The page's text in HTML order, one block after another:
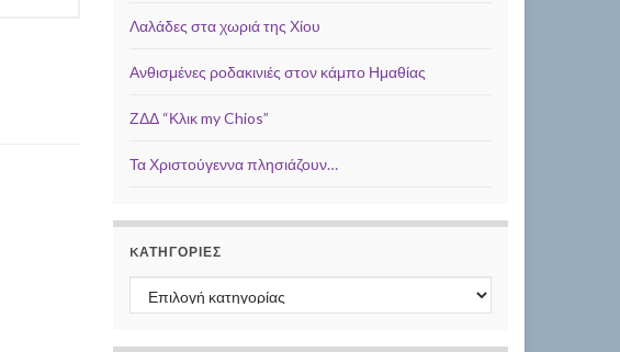
Λαλάδες στα χωριά της Χίου
Ανθισμένες ροδακινιές στον κάμπο Ημαθίας
ΖΔΔ “Κλικ my Chios”
Τα Χριστούγεννα πλησιάζουν…
KΑΤΗΓΟΡΊΕΣ
Kατηγορίες